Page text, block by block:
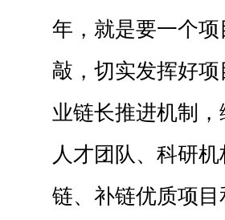
年，就是要一个
敲，切实发挥好
业链长推进机制
人才团队、科研
链、补链优质项